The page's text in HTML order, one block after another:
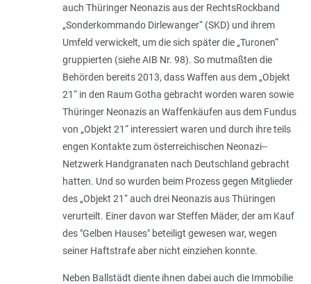
auch Thüringer Neonazis aus der RechtsRockband
„Sonderkommando Dirlewanger“ (SKD) und ihrem
Umfeld verwickelt, um die sich später die „Turonen“
gruppierten (siehe AIB Nr. 98). So mutmaßten die
Behörden bereits 2013, dass Waffen aus dem „Objekt
21“ in den Raum Gotha gebracht worden waren sowie
Thüringer Neonazis an Waffenkäufen aus dem Fundus
von „Objekt 21“ interessiert waren und durch ihre teils
engen Kontakte zum österreichischen Neonazi-­
Netzwerk Handgranaten nach Deutschland gebracht
hatten. Und so wurden beim Prozess gegen Mitglieder
des „Objekt 21“ auch drei Neonazis aus Thüringen
verurteilt. Einer davon war Steffen Mäder, der am Kauf
des "Gelben Hauses" beteiligt gewesen war, wegen
seiner Haftstrafe aber nicht einziehen konnte.
Neben Ballstädt diente ihnen dabei auch die Immobilie